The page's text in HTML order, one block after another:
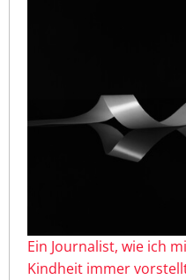
Ein Journalist, wie ich
Kindheit immer